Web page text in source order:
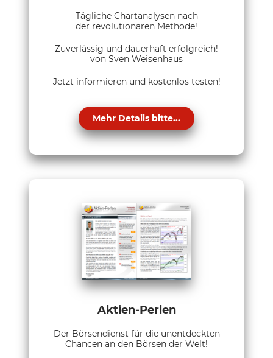
Tägliche Chartanalysen nach
der revolutionären Methode!
Zuverlässig und dauerhaft erfolgreich!
von Sven Weisenhaus
Jetzt informieren und kostenlos testen!
Mehr Details bitte...
Aktien-Perlen
Der Börsendienst für die unentdeckten
Chancen an den Börsen der Welt!